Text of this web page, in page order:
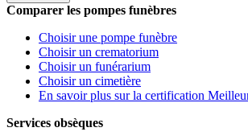
Comparer les pompes funèbres
Choisir une pompe funèbre
Choisir un crematorium
Choisir un funérarium
Choisir un cimetière
En savoir plus sur la certification
Services obsèques